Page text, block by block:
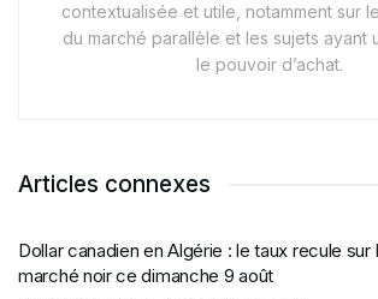
contextualisée et utile, notamment sur
du marché parallèle et les sujets ayant
le pouvoir d’achat.
Articles connexes
Dollar canadien en Algérie : le taux recule sur
marché noir ce dimanche 9 août